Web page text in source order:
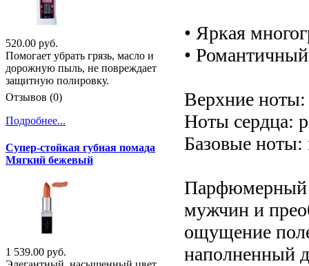
• Яркая
•
Верхние
Ноты сердца:
Базовые ноты:
Парфюмерный
мужчин и
ощущение
наполненный
520.00 руб.
Помогает убрать грязь, масло и
дорожную пыль, не повреждает
защитную полировку.
Отзывов (0)
Подробнее...
Супер-стойкая губная помада
Мягкий бежевый
1 539.00 руб.